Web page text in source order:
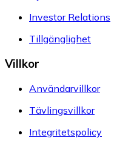
Investor Relations
Tillgänglighet
Villkor
Användarvillkor
Tävlingsvillkor
Integritetspolicy